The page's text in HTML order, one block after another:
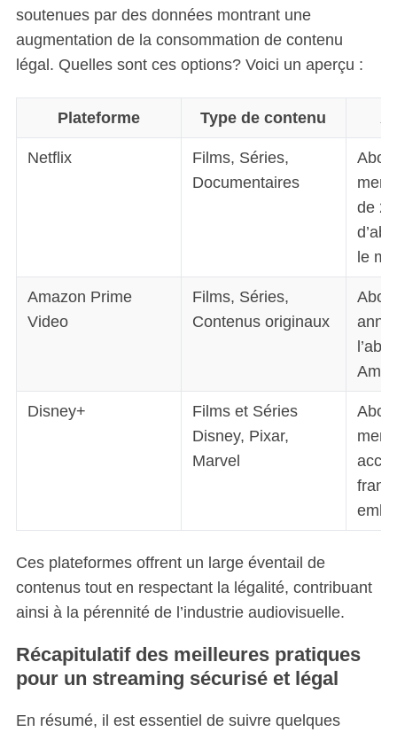
soutenues par des données montrant une
augmentation de la consommation de contenu
légal. Quelles sont ces options? Voici un aperçu :
Plateforme Type de contenu
Netflix
Films, Séries,
Documentaires
de
le
Amazon Prime
Video
Films, Séries,
Contenus originaux
Disney+
Films et Séries
Disney, Pixar,
Marvel
Ces plateformes offrent un large éventail de
contenus tout en respectant la légalité, contribuant
ainsi à la pérennité de l’industrie audiovisuelle.
Récapitulatif des meilleures pratiques
pour un streaming sécurisé et légal
En résumé, il est essentiel de suivre quelques